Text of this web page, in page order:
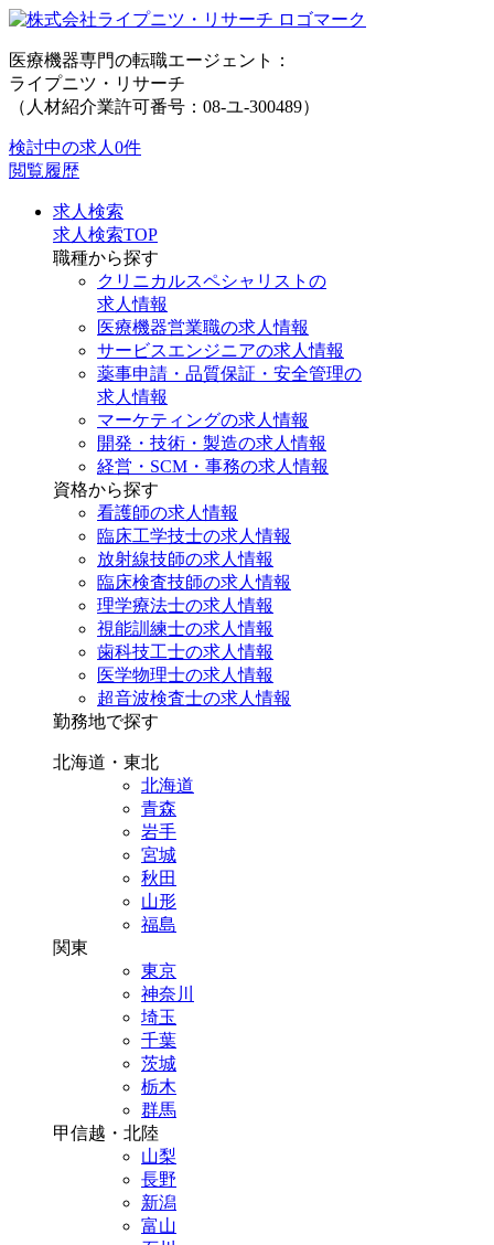
医療機器専門の転職エージェント：
ライプニツ・リサーチ
（人材紹介業許可番号：08-ユ-300489）
検討中の求人 0件
閲覧履歴
求人検索
求人検索TOP
職種から探す
クリニカルスペシャリストの
求人情報
医療機器営業職の求人情報
サービスエンジニアの求人情報
薬事申請・品質保証・安全管理の
求人情報
マーケティングの求人情報
開発・技術・製造の求人情報
経営・SCM・事務の求人情報
資格から探す
看護師の求人情報
臨床工学技士の求人情報
放射線技師の求人情報
臨床検査技師の求人情報
理学療法士の求人情報
視能訓練士の求人情報
歯科技工士の求人情報
医学物理士の求人情報
超音波検査士の求人情報
勤務地で探す
北海道・東北
北海道
青森
岩手
宮城
秋田
山形
福島
関東
東京
神奈川
埼玉
千葉
茨城
栃木
群馬
甲信越・北陸
山梨
長野
新潟
富山